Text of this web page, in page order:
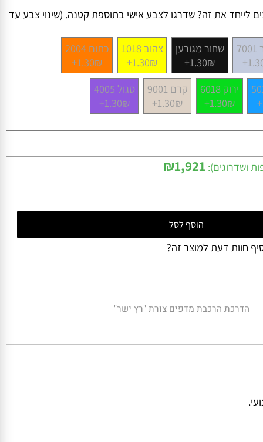
שחור מגורען
1.30₪+
צהוב 1018
1.30₪+
כתום 2004
1.30₪+
ירוק 6018
קרם 9001
סגול 4005
הוסף לסל